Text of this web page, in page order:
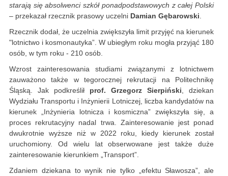
starają się absolwenci szkół ponadpodstawowych z całej Polski
– przekazał rzecznik prasowy uczelni Damian Gębarowski
Rzecznik dodał, że uczelnia zwiększyła limit przyjęć na kierunek
"lotnictwo i kosmonautyka”. W ubiegłym roku mogła przyjąć 180
osób, w tym roku - 210 osób.
Wzrost zainteresowania studiami związanymi z lotnictwem
zauważono także w tegorocznej rekrutacji na Politechnikę
Śląską. Jak podkreślił prof. Grzegorz Sierpiński , dziekan
Wydziału Transportu i Inżynierii Lotniczej, liczba kandydatów na
kierunek „Inżynieria lotnicza i kosmiczna” zwiększyła się, a
proces rekrutacyjny nadal trwa. Zainteresowanie jest ponad
dwukrotnie wyższe niż w 2022 roku, kiedy kierunek został
uruchomiony. Od wielu lat obserwowane jest także duże
zainteresowanie kierunkiem „Transport”.
Zdaniem dziekana to wynik nie tylko „efektu Sławosza”, ale